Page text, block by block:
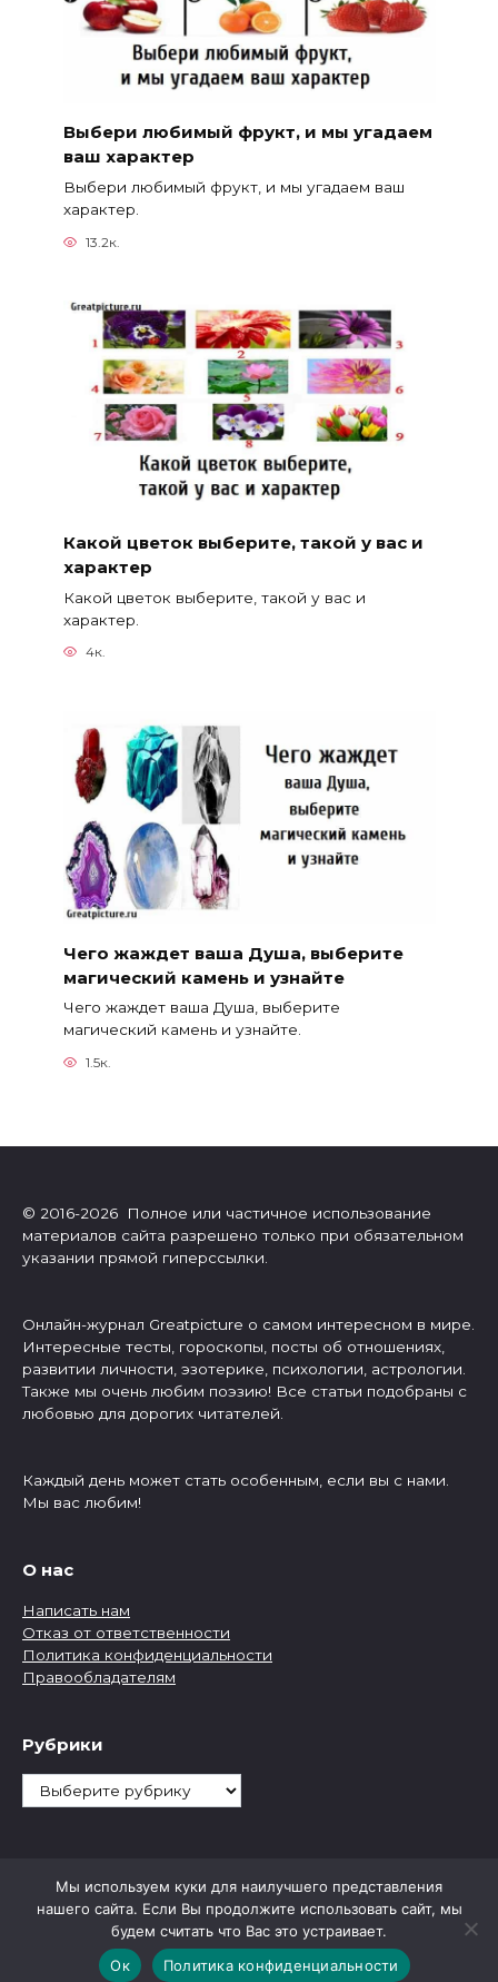
Выбери любимый фрукт, и мы угадаем
ваш характер
Выбери любимый фрукт, и мы угадаем ваш
характер.
13.2к.
Какой цветок выберите, такой у вас и
характер
Какой цветок выберите, такой у вас и
характер.
4к.
Чего жаждет ваша Душа, выберите
магический камень и узнайте
Чего жаждет ваша Душа, выберите
магический камень и узнайте.
1.5к.
© 2016-2026 Полное или частичное использование
материалов сайта разрешено только при обязательном
указании прямой гиперссылки.
Онлайн-журнал Greatpicture о самом интересном в мире.
Интересные тесты, гороскопы, посты об отношениях,
развитии личности, эзотерике, психологии, астрологии.
Также мы очень любим поэзию! Все статьи подобраны с
любовью для дорогих читателей.
Каждый день может стать особенным, если вы с нами.
Мы вас любим!
О нас
Написать нам
Отказ от ответственности
Политика конфиденциальности
Правообладателям
Рубрики
Рубрики
Мы используем куки для наилучшего представления
нашего сайта. Если Вы продолжите использовать сайт, мы
будем считать что Вас это устраивает.
Ок
Политика конфиденциальности